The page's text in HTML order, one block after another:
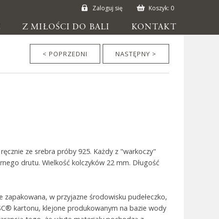
Zaloguj się Koszyk: 0
Z MIŁOŚCI DO BALI KONTAKT
< POPRZEDNI NASTĘPNY >
ze srebra próby 925. Każdy z "warkoczy"
drutu. Wielkość kolczyków 22 mm. Długość
w przyjazne środowisku pudełeczko,
kartonu, klejone produkowanym na bazie wody